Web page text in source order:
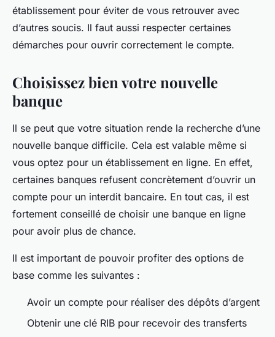
admin•16 février 2024•3 min de lecture
établissement pour éviter de vous retrouver avec
d’autres soucis. Il faut aussi respecter certaines
démarches pour ouvrir correctement le compte.
Choisissez bien votre nouvelle
banque
Il se peut que votre situation rende la recherche d’une
nouvelle banque difficile. Cela est valable même si
vous optez pour un établissement en ligne. En effet,
certaines banques refusent concrètement d’ouvrir un
compte pour un interdit bancaire. En tout cas, il est
fortement conseillé de choisir une banque en ligne
pour avoir plus de chance.
Il est important de pouvoir profiter des options de
base comme les suivantes :
Avoir un compte pour réaliser des dépôts d’argent
Obtenir une clé RIB pour recevoir des transferts